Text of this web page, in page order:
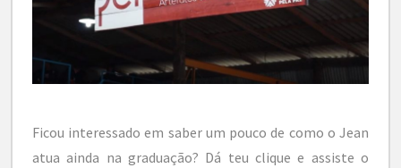
Ficou interessado em saber um pouco de como o Jean
atua ainda na graduação? Dá teu clique e assiste o